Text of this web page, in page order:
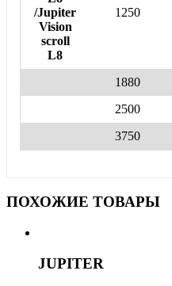
/Jupiter
Vision
scroll
L8
1250
1880
2500
3750
ПОХОЖИЕ ТОВАРЫ
JUPITER